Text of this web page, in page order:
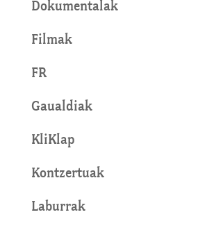
Dokumentalak
Filmak
FR
Gaualdiak
KliKlap
Kontzertuak
Laburrak